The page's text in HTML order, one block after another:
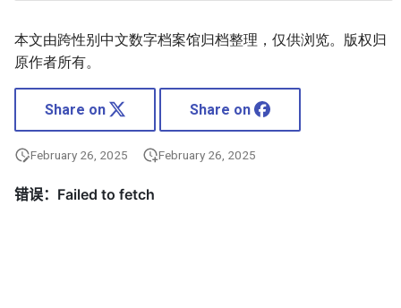
本文由跨性别中文数字档案馆归档整理，仅供浏览。版权归
原作者所有。
Share on Share on
February 26, 2025 February 26, 2025